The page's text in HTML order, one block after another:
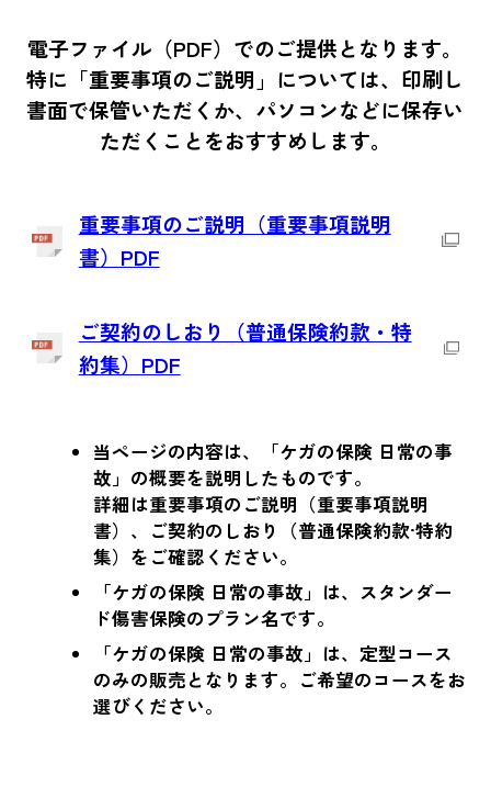
電子ファイル（PDF）でのご提供となります。
特に「重要事項のご説明」については、印刷し
書面で保管いただくか、パソコンなどに保存い
ただくことをおすすめします。
重要事項のご説明（重要事項説明
書）PDF
ご契約のしおり（普通保険約款・特
約集）PDF
当ページの内容は、「ケガの保険 日常の事
故」の概要を説明したものです。
詳細は重要事項のご説明（重要事項説明
書）、ご契約のしおり（普通保険約款·特約
集）をご確認ください。
「ケガの保険 日常の事故」は、スタンダー
ド傷害保険のプラン名です。
「ケガの保険 日常の事故」は、定型コース
のみの販売となります。ご希望のコースをお
選びください。